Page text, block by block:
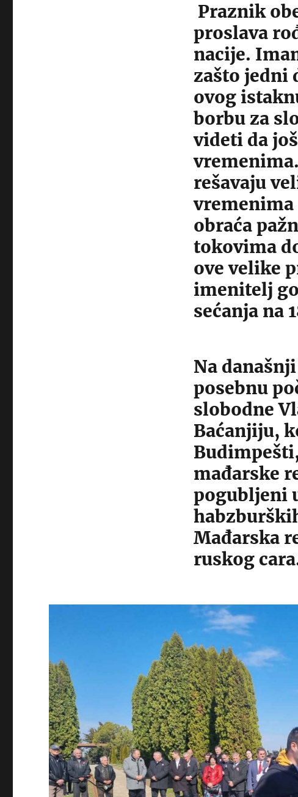
Praznik
proslava
nacije.
zašto jedni
ovog
borbu za
videti da
rešavaju
vremenima
obraća
tokovima
ove velike
imenitelj
sećanja na
Na
posebnu
slobodne
Baćanjiju,
mađarske
pogubljeni
Mađarska
ruskog